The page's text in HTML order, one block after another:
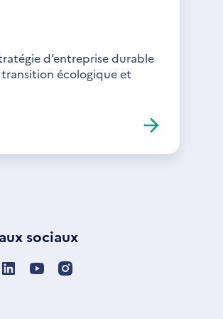
d’entreprise durable
écologique et
sociaux